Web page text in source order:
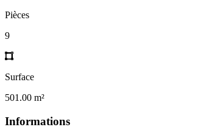
Pièces
9
Surface
501.00 m²
Informations